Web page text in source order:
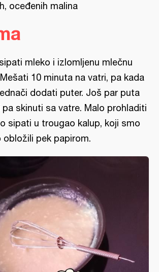
oceđenih malina
mleko i izlomljenu mlečnu
10 minuta na vatri, pa kada
dodati puter. Još par puta
skinuti sa vatre. Malo prohladiti
sipati u trougao kalup, koji smo
obložili pek papirom.